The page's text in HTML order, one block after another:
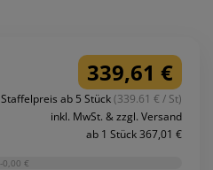
339,61 €
Staffelpreis ab 5 Stück(339.61 € / St)
inkl. MwSt. & zzgl. Versand
ab 1 Stück 367,01 €
-0,00 €